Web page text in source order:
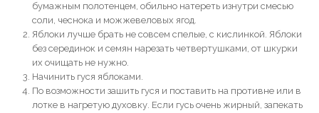
бумажным полотенцем, обильно натереть изнутри смесью
соли, чеснока и можжевеловых ягод.
Яблоки лучше брать не совсем спелые, с кислинкой. Яблоки
без серединок и семян нарезать четвертушками, от шкурки
их очищать не нужно.
Начинить гуся яблоками.
По возможности зашить гуся и поставить на противне или в
лотке в нагретую духовку. Если гусь очень жирный, запекать